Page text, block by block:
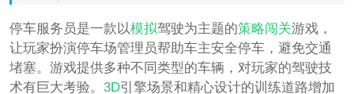
停车服务员是一款以模拟驾驶为主题的策略闯关游戏，
让玩家扮演停车场管理员帮助车主安全停车，避免交通
堵塞。游戏提供多种不同类型的车辆，对玩家的驾驶技
术有巨大考验。 3D引擎场景和精心设计的训练道路增加